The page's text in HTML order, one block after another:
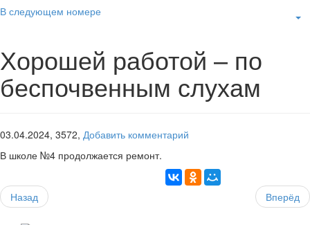
В следующем номере
Хорошей работой – по
беспочвенным слухам
03.04.2024, 3572, Добавить комментарий
В школе №4 продолжается ремонт.
Назад Вперёд